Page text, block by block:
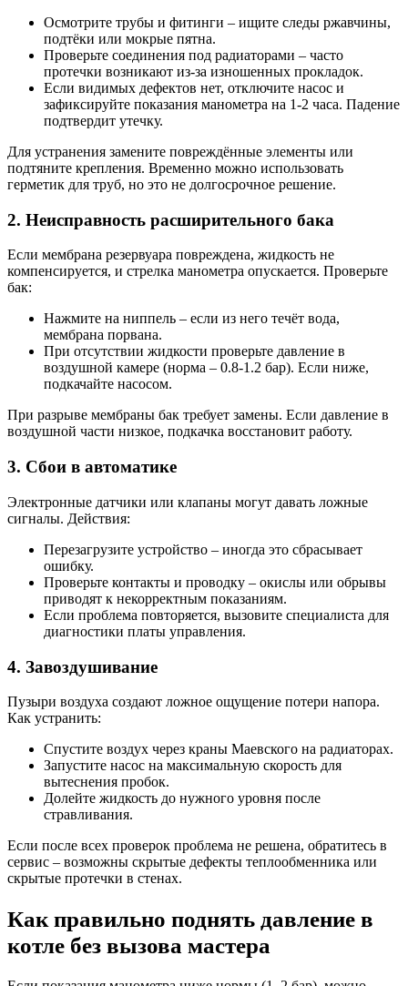
Осмотрите трубы и фитинги – ищите следы ржавчины,
подтёки или мокрые пятна.
Проверьте соединения под радиаторами – часто
протечки возникают из-за изношенных прокладок.
Если видимых дефектов нет, отключите насос и
зафиксируйте показания манометра на 1-2 часа. Падение
подтвердит утечку.
Для устранения замените повреждённые элементы или
подтяните крепления. Временно можно использовать
герметик для труб, но это не долгосрочное решение.
2. Неисправность расширительного бака
Если мембрана резервуара повреждена, жидкость не
компенсируется, и стрелка манометра опускается. Проверьте
бак:
Нажмите на ниппель – если из него течёт вода,
мембрана порвана.
При отсутствии жидкости проверьте давление в
воздушной камере (норма – 0.8-1.2 бар). Если ниже,
подкачайте насосом.
При разрыве мембраны бак требует замены. Если давление в
воздушной части низкое, подкачка восстановит работу.
3. Сбои в автоматике
Электронные датчики или клапаны могут давать ложные
сигналы. Действия:
Перезагрузите устройство – иногда это сбрасывает
ошибку.
Проверьте контакты и проводку – окислы или обрывы
приводят к некорректным показаниям.
Если проблема повторяется, вызовите специалиста для
диагностики платы управления.
4. Завоздушивание
Пузыри воздуха создают ложное ощущение потери напора.
Как устранить:
Спустите воздух через краны Маевского на радиаторах.
Запустите насос на максимальную скорость для
вытеснения пробок.
Долейте жидкость до нужного уровня после
стравливания.
Если после всех проверок проблема не решена, обратитесь в
сервис – возможны скрытые дефекты теплообменника или
скрытые протечки в стенах.
Как правильно поднять давление в
котле без вызова мастера